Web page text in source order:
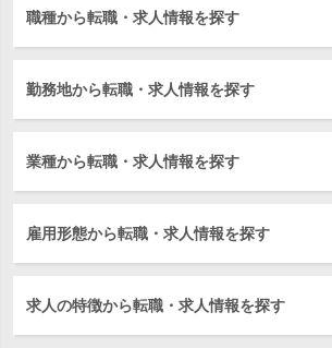
職種から転職・求人情報を探す
勤務地から転職・求人情報を探す
業種から転職・求人情報を探す
雇用形態から転職・求人情報を探す
求人の特徴から転職・求人情報を探す